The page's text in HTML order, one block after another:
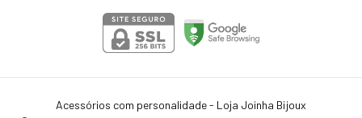
Acessórios com personalidade - Loja Joinha Bijoux